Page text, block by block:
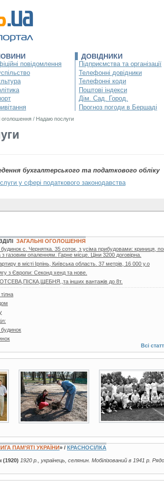
повідомлення
ДОВІДНИКИ
Підприємства та організації
Телефонні довідники
Телефонні коди
Поштові індекси
Дім. Сад. Город.
Прогноз погоди в Бершаді
оголошення / Надаю послуги
бухгалтерського та податкового обліку
у сфері податкового законодавства
ЗАГАЛЬНІ ОГОЛОШЕННЯ
с. Чернятка. 35 соток, з усіма прибудовами: криниця,
газовим опаленням. Гарне місце. Ціни 3200 договірна.
в місті Ірпінь, Київська область. 37 метрів, 16 000 у.о
з Європи: Секонд хенд та нове.
інших вантажів до 8т.
Всі
9 фото 2 фото
ПАМ’ЯТІ УКРАЇНИ» / КРАСНОСІЛКА
(1920) 1920 р., українець, селянин. Мобілізований в 1941 р.